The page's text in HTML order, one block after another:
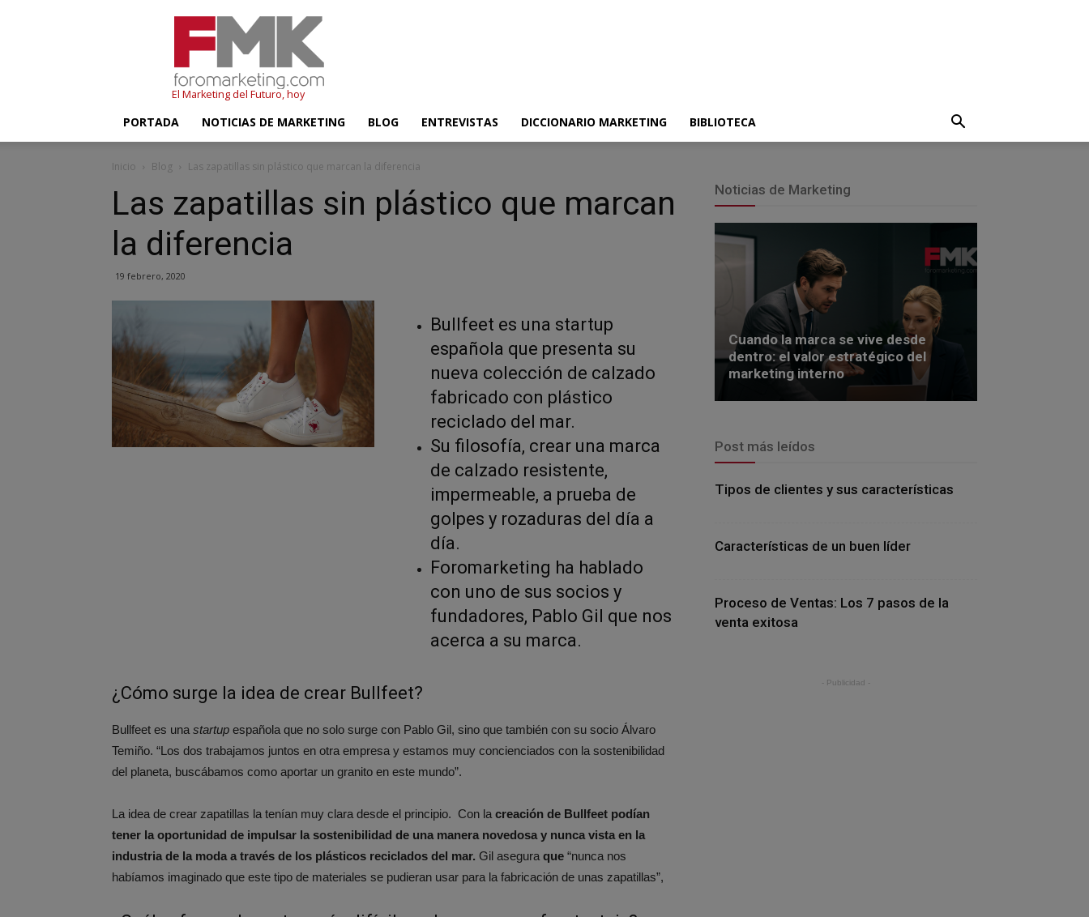
El Marketing del Futuro, hoy
PORTADA NOTICIAS DE MARKETING BLOG ENTREVISTAS DICCIONARIO MARKETING BIBLIOTECA
Inicio Blog Las zapatillas sin plástico que marcan la diferencia
Las zapatillas sin plástico que marcan
la diferencia
19 febrero, 2020
Bullfeet es una startup
española que presenta su
nueva colección de calzado
fabricado con plástico
reciclado del mar.
Su filosofía, crear una marca
de calzado resistente,
impermeable, a prueba de
golpes y rozaduras del día a
día.
Foromarketing ha hablado
con uno de sus socios y
fundadores, Pablo Gil que nos
acerca a su marca.
¿Cómo surge la idea de crear Bullfeet?
Bullfeet es una startup española que no solo surge con Pablo Gil, sino que también con su socio Álvaro
Temiño. “Los dos trabajamos juntos en otra empresa y estamos muy concienciados con la sostenibilidad
del planeta, buscábamos como aportar un granito en este mundo”.
La idea de crear zapatillas la tenían muy clara desde el principio. Con la creación de Bullfeet podían
tener la oportunidad de impulsar la sostenibilidad de una manera novedosa y nunca vista en la
industria de la moda a través de los plásticos reciclados del mar. Gil asegura que “nunca nos
habíamos imaginado que este tipo de materiales se pudieran usar para la fabricación de unas zapatillas”,
Noticias de Marketing
Cuando la marca se vive desde
dentro: el valor estratégico del
marketing interno
Post más leídos
Tipos de clientes y sus características
Características de un buen líder
Proceso de Ventas: Los 7 pasos de la
venta exitosa
- Publicidad -